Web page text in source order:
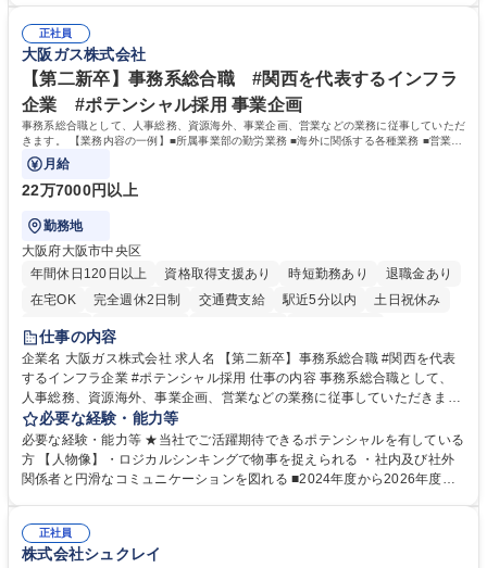
務人事】経験者歓迎！/阪急阪神HDグループ/年休124日
囲のメンバーと協調しつつ主体性を持って能動的に業務を推進できる方 学
歴・資格 学歴：大学院 大学 高専 短大 専修学校 高校 語学力： 資格：
正社員
大阪ガス株式会社
【第二新卒】事務系総合職 #関西を代表するインフラ
企業 #ポテンシャル採用 事業企画
事務系総合職として、人事総務、資源海外、事業企画、営業などの業務に従事していただ
きます。 【業務内容の一例】■所属事業部の勤労業務 ■海外に関係する各種業務 ■営業部
門の企画スタッフ、ルート営業
月給
22万7000円以上
勤務地
大阪府大阪市中央区
年間休日120日以上
資格取得支援あり 時短勤務あり
退職金あり
在宅OK
完全週休2日制 交通費支給 駅近5分以内
土日祝休み
服装自由
第二新卒歓迎
仕事の内容
企業名 大阪ガス株式会社 求人名 【第二新卒】事務系総合職 #関西を代表
するインフラ企業 #ポテンシャル採用 仕事の内容 事務系総合職として、
人事総務、資源海外、事業企画、営業などの業務に従事していただきま
す。 【業務内容の一例】■所属事業部の勤労業務 ■海外に関係する各種業
務 ■営業部門の企画スタッフ、ルート営業 【キャリアパス】入社後の配属
ポジションで一定期間ご活躍頂いた後、本人の適性及び将来のキャリアを
鑑みてジョブローテーションを行います。 【育成】OJTでの現場育成や研
表するインフラ企業 #ポテンシャル採用
必要な経験・能力等
必要な経験・能力等 ★当社でご活躍期待できるポテンシャルを有している
方 【人物像】・ロジカルシンキングで物事を捉えられる ・社内及び社外
関係者と円滑なコミュニケーションを図れる ■2024年度から2026年度ま
72.html ■エネルギーセキュリティの不安定化や気候変動による自然災害の
甚大化など、これまで以上に社会課題解決の重要性が高まっています。
正社員
株式会社シュクレイ